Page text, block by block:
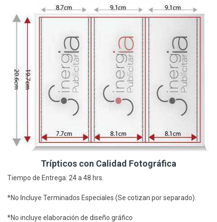
Trípticos con Calidad Fotográfica
Tiempo de Entrega: 24 a 48 hrs.
*No Incluye Terminados Especiales (Se cotizan por separado).
*No incluye elaboración de diseño gráfico